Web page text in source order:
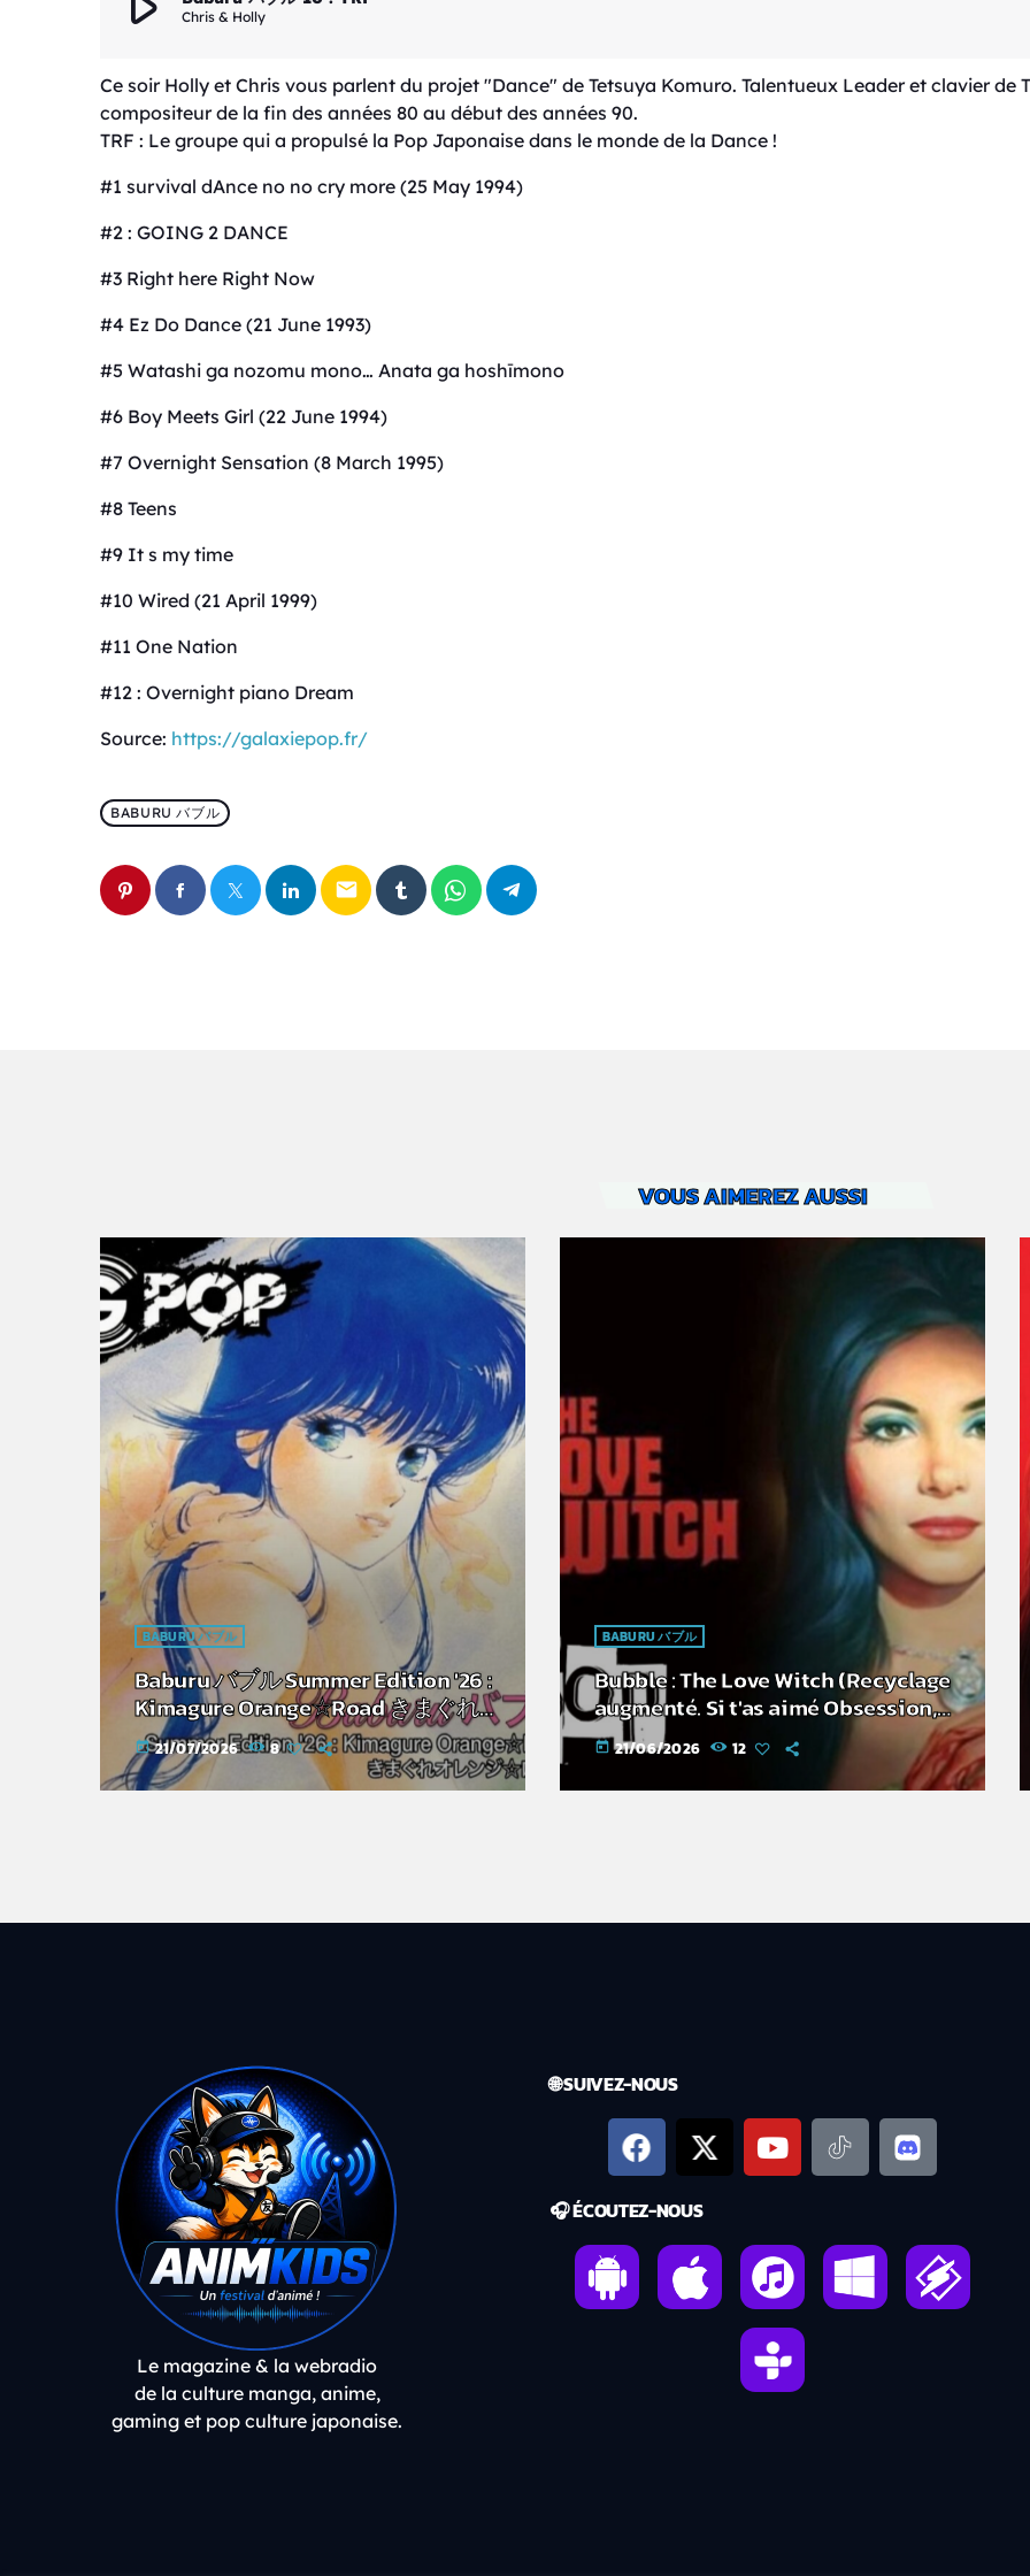
Chris & Holly
Ce soir Holly et Chris vous parlent du projet "Dance" de Tetsuya Komuro. Talentueux Leader et clavier
compositeur de la fin des années 80 au début des années 90.
TRF : Le groupe qui a propulsé la Pop Japonaise dans le monde de la Dance !
#1 survival dAnce no no cry more (25 May 1994)
#2 : GOING 2 DANCE
#3 Right here Right Now
#4 Ez Do Dance (21 June 1993)
#5 Watashi ga nozomu mono… Anata ga hoshīmono
#6 Boy Meets Girl (22 June 1994)
#7 Overnight Sensation (8 March 1995)
#8 Teens
#9 It s my time
#10 Wired (21 April 1999)
#11 One Nation
#12 : Overnight piano Dream
Source: https://galaxiepop.fr/
BABURU バブル
email
VOUS AIMEREZ AUSSI
BABURU バブル
Baburu バブル Summer Edition '26 :
Kimagure Orange☆Road きまぐれオ
レンジ☆ロード
today 21/07/2026 8
BABURU バブル
Bubble : The Love Witch (Recyclage
augmenté. Si t'as aimé Obsession,
c'est pour toi)
today 21/06/2026 12
Le magazine & la webradio
de la culture manga, anime,
gaming et pop culture japonaise.
🌐 SUIVEZ-NOUS
🎧 ÉCOUTEZ-NOUS